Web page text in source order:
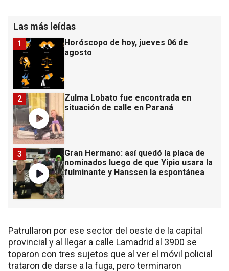
Las más leídas
Horóscopo de hoy, jueves 06 de
agosto
1
Zulma Lobato fue encontrada en
situación de calle en Paraná
2
Gran Hermano: así quedó la placa de
nominados luego de que Yipio usara la
fulminante y Hanssen la espontánea
3
Patrullaron por ese sector del oeste de la capital
provincial y al llegar a calle Lamadrid al 3900 se
toparon con tres sujetos que al ver el móvil policial
trataron de darse a la fuga, pero terminaron